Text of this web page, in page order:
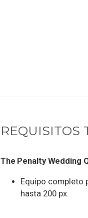
REQUISITOS
The Penalty Wedding
Equipo completo
hasta 200 px.